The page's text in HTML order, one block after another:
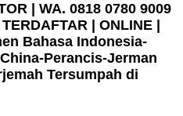
| WA. 0818 0780 9009
| ONLINE |
Bahasa Indonesia-
Perancis-Jerman
Tersumpah di